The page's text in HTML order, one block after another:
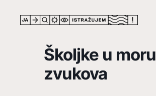
Školjke u moru
zvukova